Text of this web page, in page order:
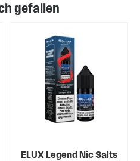
gefallen
ELUX Legend Nic Salts